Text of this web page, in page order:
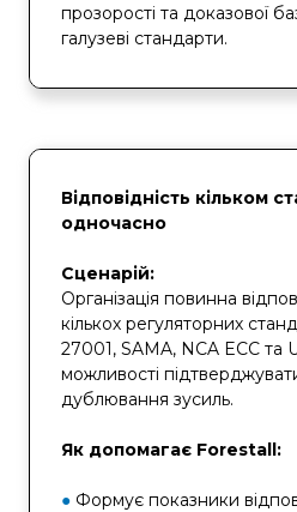
прозорості та доказової
галузеві стандарти.
Відповідність кільком
одночасно
Сценарій:
Організація повинна
кількох регуляторних
27001, SAMA, NCA ECC та
можливості
дублювання зусиль.
Як допомагає Forestall:
● Формує показники